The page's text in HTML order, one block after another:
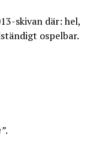
skivan där: hel,
ospelbar.
.